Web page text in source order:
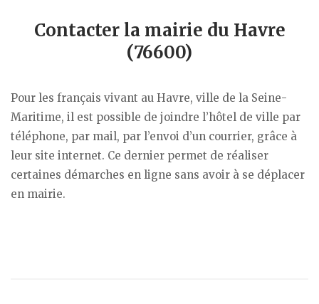
Contacter la mairie du Havre
(76600)
Pour les français vivant au Havre, ville de la Seine-
Maritime, il est possible de joindre l’hôtel de ville par
téléphone, par mail, par l’envoi d’un courrier, grâce à
leur site internet. Ce dernier permet de réaliser
certaines démarches en ligne sans avoir à se déplacer
en mairie.